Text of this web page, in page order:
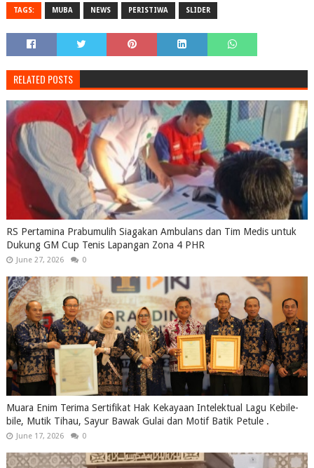
TAGS: MUBA NEWS PERISTIWA SLIDER
RELATED POSTS
RS Pertamina Prabumulih Siagakan Ambulans dan Tim Medis untuk
Dukung GM Cup Tenis Lapangan Zona 4 PHR
June 27, 2026 0
Muara Enim Terima Sertifikat Hak Kekayaan Intelektual Lagu Kebile-
bile, Mutik Tihau, Sayur Bawak Gulai dan Motif Batik Petule .
June 17, 2026 0